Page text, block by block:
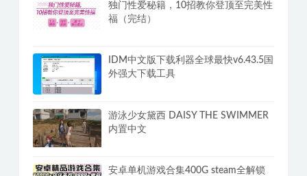
独门性爱秘籍，10招教你登顶至完美性
福（完结）
IDM中文版下载利器全球最快v6.43.5国
外强大下载工具
游泳少女黛西 DAISY THE SWIMMER
内置中文
安卓单机游戏合集400G steam全解锁